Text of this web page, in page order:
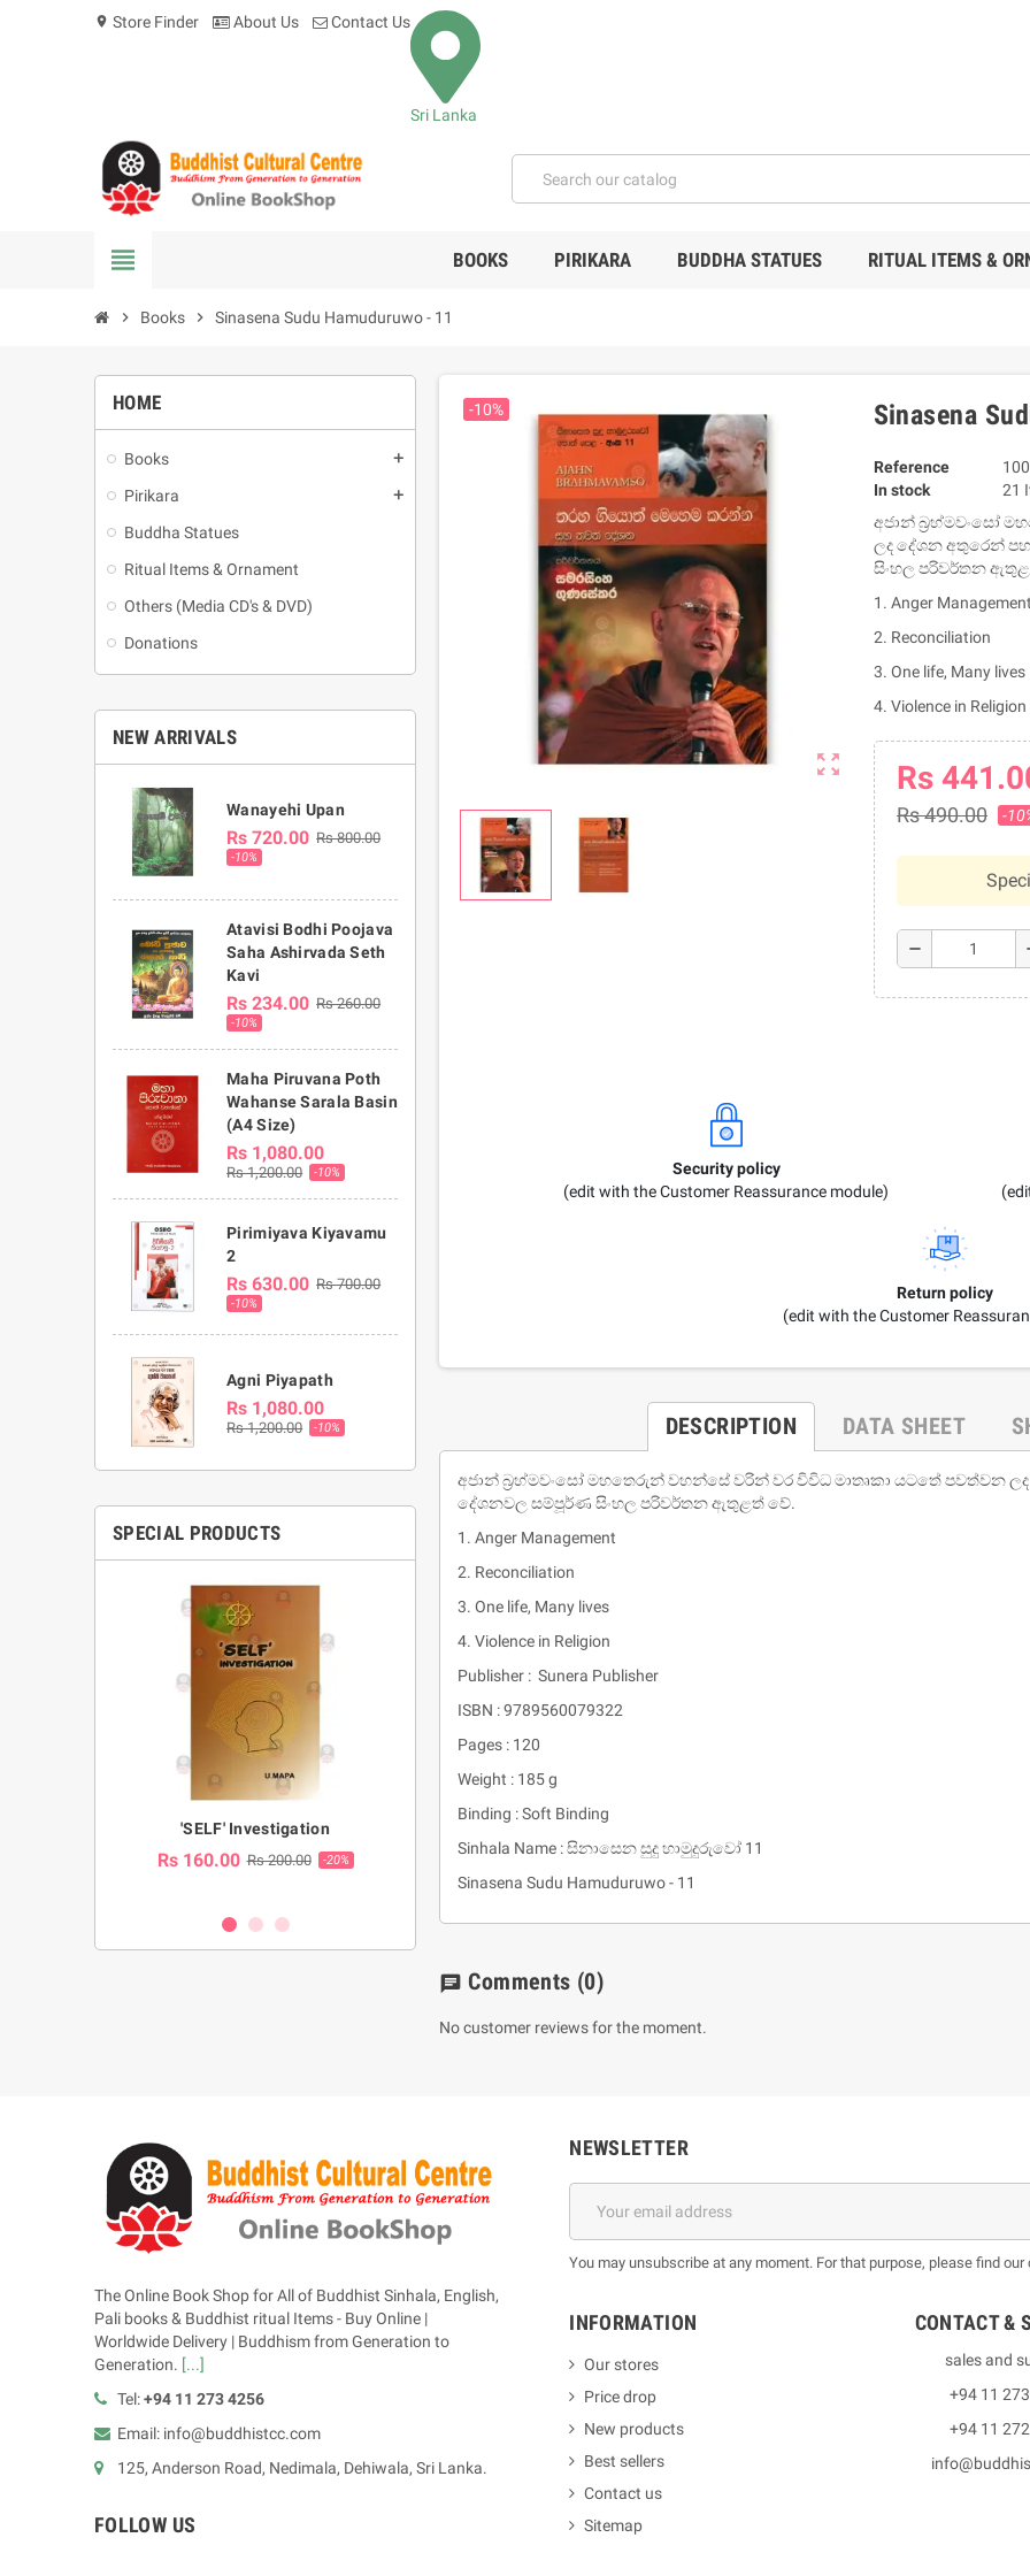
location_on Store Finder About Us Contact Us
Sri Lanka
view_headline BOOKS PIRIKARA BUDDHA STATUES RITUAL ITEMS &
chevron_right Books chevron_right Sinasena Sudu Hamuduruwo - 11
HOME
Books add
Pirikara add
Buddha Statues
Ritual Items & Ornament
Others (Media CD's & DVD)
Donations
NEW ARRIVALS
Wanayehi Upan
Rs 720.00 Rs 800.00
-10%
Atavisi Bodhi Poojava
Saha Ashirvada Seth
Kavi
Rs 234.00 Rs 260.00
-10%
Maha Piruvana Poth
Wahanse Sarala Basin
(A4 Size)
Rs 1,080.00
Rs 1,200.00 -10%
Pirimiyava Kiyavamu
2
Rs 630.00 Rs 700.00
-10%
Agni Piyapath
Rs 1,080.00
Rs 1,200.00 -10%
SPECIAL PRODUCTS
'SELF' Investigation
Rs 160.00 Rs 200.00 -20%
(Sinhala Therum Sahitha) Piruvana
Poth Wahanse
Rs 2,250.00 Rs 2,500.00 -10%
Rs 621.00
zoom_out_map
-10% Sinasena
Reference
In stock
21
අජාන් බ්‍රහ්මවංසෝ
ලද දේශන අතුරෙන්
සිංහල පරිවර්තන
1. Anger Management
2. Reconciliation
3. One life, Many lives
4. Violence in Religion
Rs
Rs 490.00 -
remove
Security policy
(edit with the Customer Reassurance module)
Return policy
(edit with the Customer
DESCRIPTION DATA SHEET
අජාන් බ්‍රහ්මවංසෝ මහතෙරුන් වහන්සේ වරින් වර විවිධ මාතෘකා යටතේ පවත්වන
දේශනවල සම්පූර්ණ සිංහල පරිවර්තන ඇතුළත් වේ.
1. Anger Management
2. Reconciliation
3. One life, Many lives
4. Violence in Religion
Publisher : Sunera Publisher
ISBN : 9789560079322
Pages : 120
Weight : 185 g
Binding : Soft Binding
Sinhala Name : සිනාසෙන සුදු හාමුදුරුවෝ 11
Sinasena Sudu Hamuduruwo - 11
chat Comments (0)
No customer reviews for the moment.
The Online Book Shop for All of Buddhist Sinhala, English,
Pali books & Buddhist ritual Items - Buy Online |
Worldwide Delivery | Buddhism from Generation to
Generation. [...]
Tel:+94 11 273 4256
Email: info@buddhistcc.com
125, Anderson Road, Nedimala, Dehiwala, Sri Lanka.
FOLLOW US
NEWSLETTER
You may unsubscribe at any moment. For that purpose, please find
INFORMATION
Our stores
Price drop
New products
Best sellers
Contact us
Sitemap
CONTACT &
sales and
+94 11
+94 11